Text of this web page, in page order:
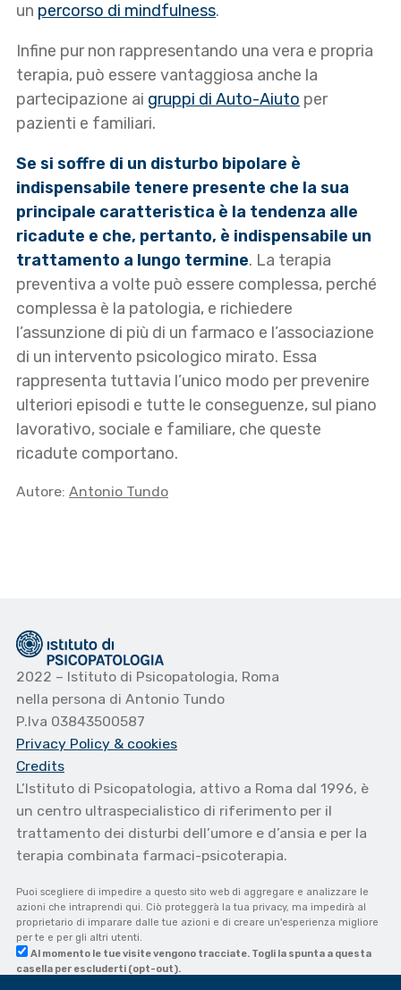
un percorso di mindfulness.
Infine pur non rappresentando una vera e propria
terapia, può essere vantaggiosa anche la
partecipazione ai gruppi di Auto-Aiuto per
pazienti e familiari.
Se si soffre di un disturbo bipolare è
indispensabile tenere presente che la sua
principale caratteristica è la tendenza alle
ricadute e che, pertanto, è indispensabile un
trattamento a lungo termine. La terapia
preventiva a volte può essere complessa, perché
complessa è la patologia, e richiedere
l’assunzione di più di un farmaco e l’associazione
di un intervento psicologico mirato. Essa
rappresenta tuttavia l’unico modo per prevenire
ulteriori episodi e tutte le conseguenze, sul piano
lavorativo, sociale e familiare, che queste
ricadute comportano.
Autore: Antonio Tundo
2022 – Istituto di Psicopatologia, Roma
nella persona di Antonio Tundo
P.Iva 03843500587
Privacy Policy & cookies
Credits
L’Istituto di Psicopatologia, attivo a Roma dal 1996, è
un centro ultraspecialistico di riferimento per il
trattamento dei disturbi dell’umore e d’ansia e per la
terapia combinata farmaci-psicoterapia.
Puoi scegliere di impedire a questo sito web di aggregare e analizzare le
azioni che intraprendi qui. Ciò proteggerà la tua privacy, ma impedirà al
proprietario di imparare dalle tue azioni e di creare un'esperienza migliore
per te e per gli altri utenti.
Al momento le tue visite vengono tracciate. Togli la spunta a questa
casella per escluderti (opt-out).